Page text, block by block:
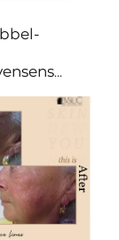
guld-RF-